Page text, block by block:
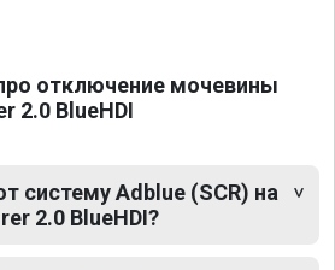
отключение мочевины
2.0 BlueHDI
систему Adblue (SCR) на
2.0 BlueHDI?